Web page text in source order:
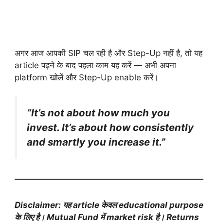
अगर आज आपकी SIP चल रही है और Step-Up नहीं है, तो यह
article पढ़ने के बाद पहला काम यह करें — अभी अपना
platform खोलें और Step-Up enable करें।
“It’s not about how much you
invest. It’s about how consistently
and smartly you increase it.”
Disclaimer: यह article केवल educational purpose
के लिए है। Mutual Fund में market risk है। Returns